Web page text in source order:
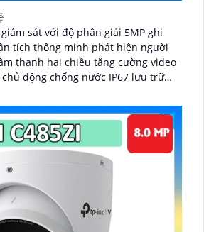
giám sát với độ phân giải 5MP ghi
tích thông minh phát hiện người
thanh hai chiều tăng cường video
động chống nước IP67 lưu trữ